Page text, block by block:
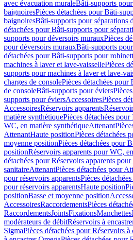
avec évacuation muraleBâti-supports
baignoiresPièces détachées pour Bâti-
baignoiresBâti-supports pour séparations
détachées pour Bâti-supports pour
supports pour déversoirs murauxPièces
pour déversoirs murauxBâti-supports
détachées pour Bâti-supports pour
machines à laver et lave-vaissellePièces
supports pour machines à laver et lave-
charges de consolePièces détachées pour
de consoleBâti-supports pour éviers
supports pour éviersAccessoiresPièces
AccessoiresRéservoirs apparents
matière synthétiquePièces détachées
WC, en matière synthétiqueAttenant
AttenantHaute positionPièces détachées
moyenne positionPièces détachées pour
positionRéservoirs apparents pour WC,
détachées pour Réservoirs apparents
sanitaireAttenantPièces détachées pour
pour réservoirs apparentsPièces
pour réservoirs apparentsHaute position
positionBasse et moyenne position
AccessoiresRaccordementsPièces
RaccordementsJointsFixationsManchettes
modérateurs de débitRéservoirs à
SigmaPièces détachées pour Réservoirs à